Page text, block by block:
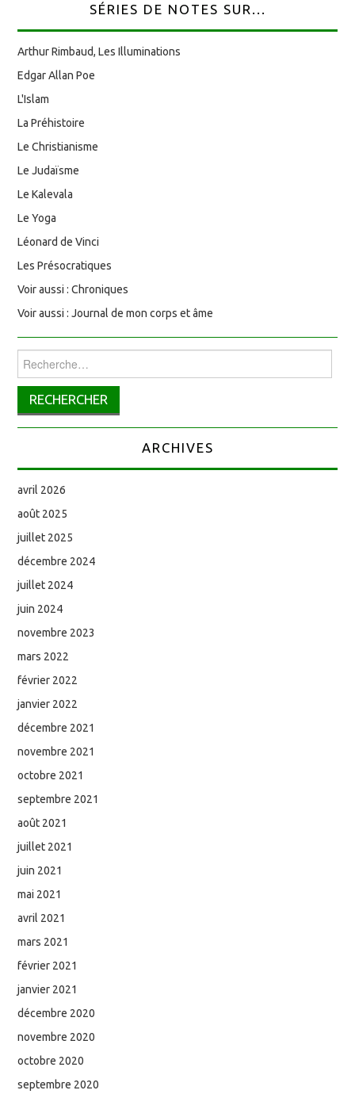
SÉRIES DE NOTES SUR...
Arthur Rimbaud, Les Illuminations
Edgar Allan Poe
L'Islam
La Préhistoire
Le Christianisme
Le Judaïsme
Le Kalevala
Le Yoga
Léonard de Vinci
Les Présocratiques
Voir aussi : Chroniques
Voir aussi : Journal de mon corps et âme
Rechercher :
ARCHIVES
avril 2026
août 2025
juillet 2025
décembre 2024
juillet 2024
juin 2024
novembre 2023
mars 2022
février 2022
janvier 2022
décembre 2021
novembre 2021
octobre 2021
septembre 2021
août 2021
juillet 2021
juin 2021
mai 2021
avril 2021
mars 2021
février 2021
janvier 2021
décembre 2020
novembre 2020
octobre 2020
septembre 2020